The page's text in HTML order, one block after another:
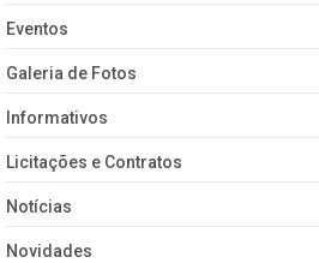
Eventos
Galeria de Fotos
Informativos
Licitações e Contratos
Notícias
Novidades